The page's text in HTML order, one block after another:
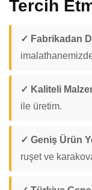
Tercih
✓ Fabrikadan
✓ Kaliteli
ile üretim.
✓ Geniş Ürün
ruşet ve